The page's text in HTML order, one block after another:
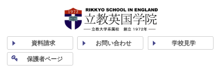
資料請求 お問い合わせ 学校見学
保護者ページ